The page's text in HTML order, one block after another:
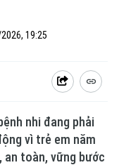
19:25
nhi đang phải
vì trẻ em năm
an toàn, vững bước